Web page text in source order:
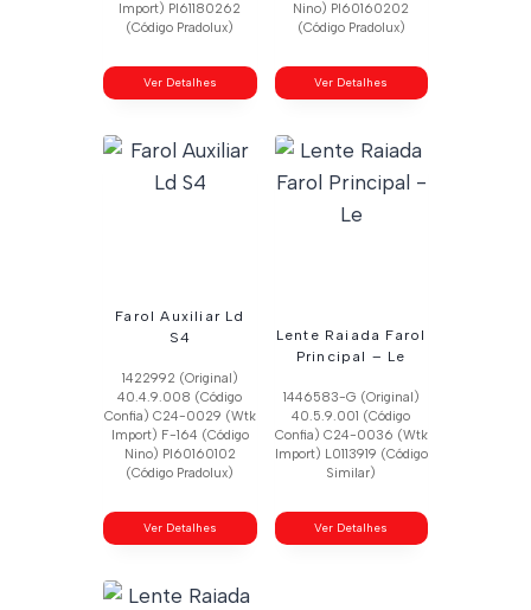
Import) Pl61180262
(Código Pradolux)
Ver Detalhes
Nino) Pl60160202
(Código Pradolux)
Ver Detalhes
Farol Auxiliar Ld
S4
1422992 (Original)
40.4.9.008 (Código
Confia) C24-0029 (Wtk
Import) F-164 (Código
Nino) Pl60160102
(Código Pradolux)
Ver Detalhes
Lente Raiada Farol
Principal – Le
1446583-G (Original)
40.5.9.001 (Código
Confia) C24-0036 (Wtk
Import) L0113919 (Código
Similar)
Ver Detalhes